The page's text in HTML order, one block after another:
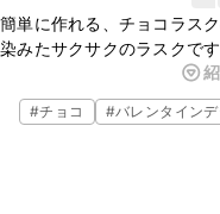
簡単に作れる、チョコラス
染みたサクサクのラスクで
の焼き加減を見つけてみて
#チョコ #バレンタイン